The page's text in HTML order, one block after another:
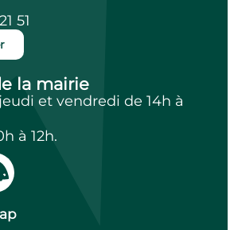
51
la mairie
et vendredi de 14h à
à 12h.